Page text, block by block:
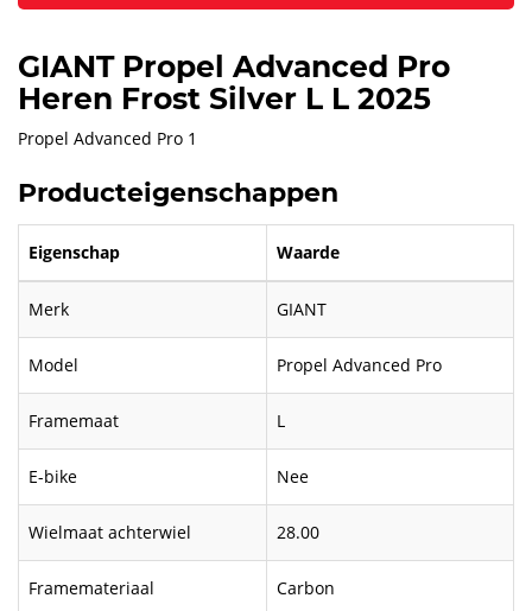
GIANT Propel Advanced Pro
Heren Frost Silver L L 2025
Propel Advanced Pro 1
Producteigenschappen
Eigenschap Waarde
Merk GIANT
Model Propel Advanced Pro
Framemaat L
E-bike Nee
Wielmaat achterwiel 28.00
Framemateriaal Carbon